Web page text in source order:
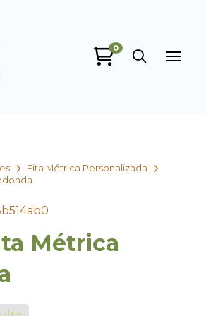
0
Fita Métrica Personalizada
Métrica
Gift